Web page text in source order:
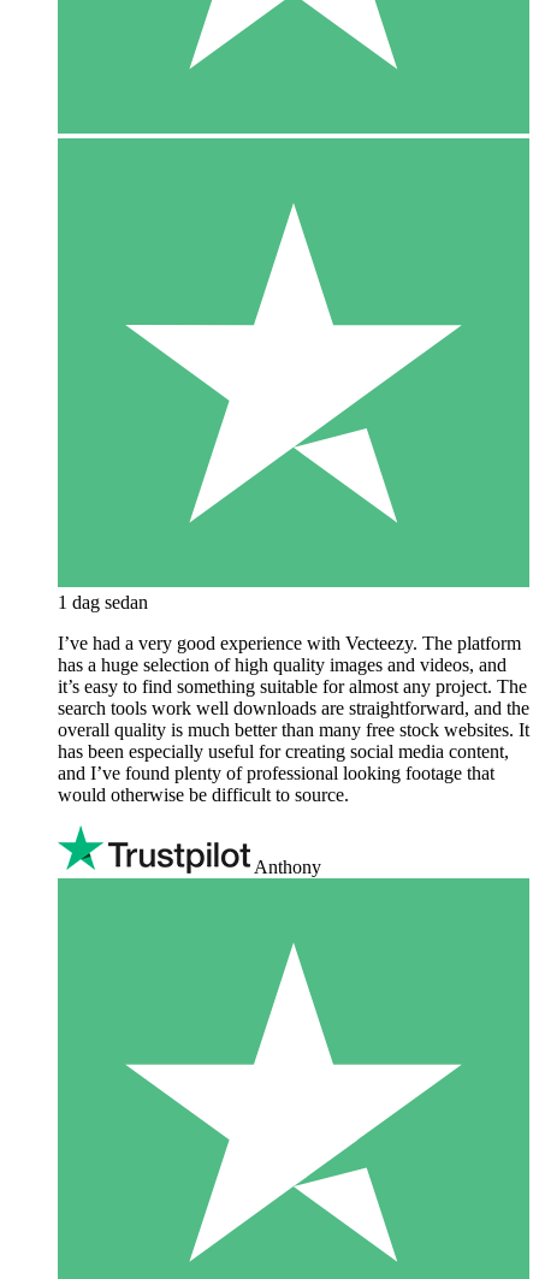
1 dag sedan
I’ve had a very good experience with Vecteezy. The platform
has a huge selection of high quality images and videos, and
it’s easy to find something suitable for almost any project. The
search tools work well downloads are straightforward, and the
overall quality is much better than many free stock websites. It
has been especially useful for creating social media content,
and I’ve found plenty of professional looking footage that
would otherwise be difficult to source.
Anthony